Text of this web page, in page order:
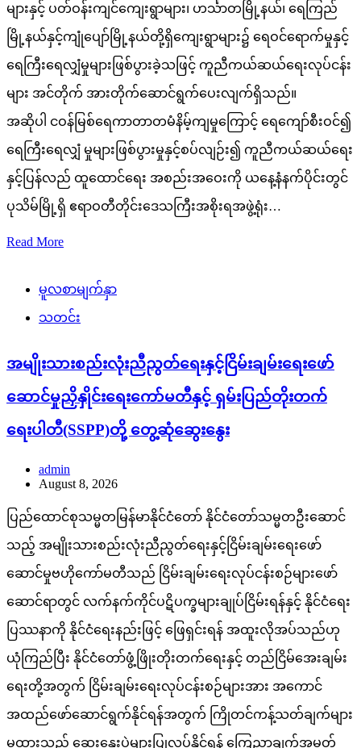
များနှင့် ပတ်ဝန်းကျင်ကျေးရွာများ၊ ဟင်္သာတမြို့နယ်၊ ရေကြည်
မြို့နယ်နှင့်ကျုံပျော်မြို့နယ်တို့ရှိကျေးရွာများ၌ ရေဝင်ရောက်မှုနှင့်
ရေကြီးရေလျှံမှုများဖြစ်ပွားခဲ့သဖြင့် ကူညီကယ်ဆယ်ရေးလုပ်ငန်း
များ အင်တိုက် အားတိုက်ဆောင်ရွက်ပေးလျက်ရှိသည်။
အဆိုပါ ငဝန်မြစ်ရေကာတာတမံနိမ့်ကျမှုကြောင့် ရေကျော်စီးဝင်၍
ရေကြီးရေလျှံ မှုများဖြစ်ပွားမှုနှင့်စပ်လျဉ်း၍ ကူညီကယ်ဆယ်ရေး
နှင့်ပြန်လည် ထူထောင်ရေး အစည်းအဝေးကို ယနေ့နံနက်ပိုင်းတွင်
ပုသိမ်မြို့ရှိ ဧရာဝတီတိုင်းဒေသကြီးအစိုးရအဖွဲ့ရုံး…
Read More
မူလစာမျက်နှာ
သတင်း
အမျိုးသားစည်းလုံးညီညွတ်ရေးနှင့်ငြိမ်းချမ်းရေးဖော်
ဆောင်မှုညှိနှိုင်းရေးကော်မတီနှင့် ရှမ်းပြည်တိုးတက်
ရေးပါတီ(SSPP)တို့ တွေ့ဆုံဆွေးနွေး
admin
August 8, 2026
ပြည်ထောင်စုသမ္မတမြန်မာနိုင်ငံတော် နိုင်ငံတော်သမ္မတဦးဆောင်
သည့် အမျိုးသားစည်းလုံးညီညွတ်ရေးနှင့်ငြိမ်းချမ်းရေးဖော်
ဆောင်မှုဗဟိုကော်မတီသည် ငြိမ်းချမ်းရေးလုပ်ငန်းစဉ်များဖော်
ဆောင်ရာတွင် လက်နက်ကိုင်ပဋိပက္ခများချုပ်ငြိမ်းရန်နှင့် နိုင်ငံရေး
ပြဿနာကို နိုင်ငံရေးနည်းဖြင့် ဖြေရှင်းရန် အထူးလိုအပ်သည်ဟု
ယုံကြည်ပြီး နိုင်ငံတော်ဖွံ့ဖြိုးတိုးတက်ရေးနှင့် တည်ငြိမ်အေးချမ်း
ရေးတို့အတွက် ငြိမ်းချမ်းရေးလုပ်ငန်းစဉ်များအား အကောင်
အထည်ဖော်ဆောင်ရွက်နိုင်ရန်အတွက် ကြိုတင်ကန့်သတ်ချက်များ
မထားသည့် ဆွေးနွေးပွဲများပြုလုပ်နိုင်ရန် ကြေညာချက်အမှတ်